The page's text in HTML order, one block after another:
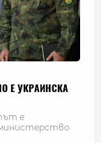
Е УКРАИНСКА
е